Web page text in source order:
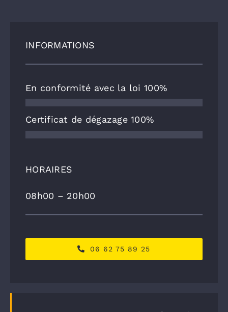
INFORMATIONS
En conformité avec la loi 100%
Certificat de dégazage 100%
HORAIRES
08h00 – 20h00
06 62 75 89 25